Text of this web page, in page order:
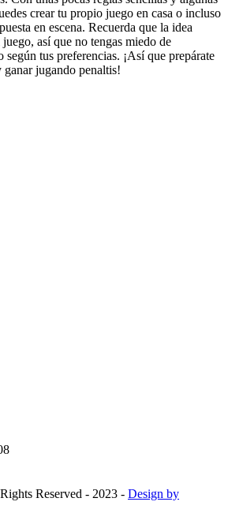
crear tu propio juego en casa o incluso
en escena. Recuerda que la idea
así que no tengas miedo de
según tus preferencias. ¡Así que prepárate
ganar jugando penaltis!
Reserved - 2023 - Design by